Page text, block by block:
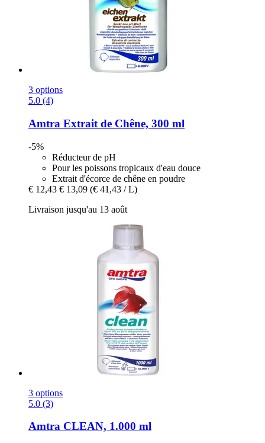
3 options
5.0 (4)
Amtra Extrait de Chêne, 300 ml
-5%
Réducteur de pH
Pour les poissons tropicaux d'eau douce
Extrait d'écorce de chêne en poudre
€ 12,43 € 13,09 (€ 41,43 / L)
Livraison jusqu'au 13 août
3 options
5.0 (3)
Amtra CLEAN, 1.000 ml